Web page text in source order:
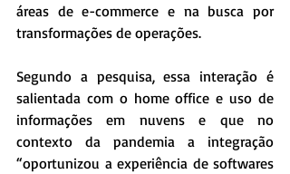
áreas de e-commerce e na busca por
transformações de operações.
Segundo a pesquisa, essa interação é
salientada com o home office e uso de
informações em nuvens e que no
contexto da pandemia a integração
“oportunizou a experiência de softwares